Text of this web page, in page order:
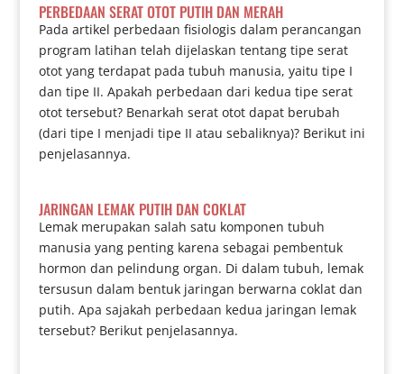
PERBEDAAN SERAT OTOT PUTIH DAN MERAH
Pada artikel perbedaan fisiologis dalam perancangan
program latihan telah dijelaskan tentang tipe serat
otot yang terdapat pada tubuh manusia, yaitu tipe I
dan tipe II. Apakah perbedaan dari kedua tipe serat
otot tersebut? Benarkah serat otot dapat berubah
(dari tipe I menjadi tipe II atau sebaliknya)? Berikut ini
penjelasannya.
JARINGAN LEMAK PUTIH DAN COKLAT
Lemak merupakan salah satu komponen tubuh
manusia yang penting karena sebagai pembentuk
hormon dan pelindung organ. Di dalam tubuh, lemak
tersusun dalam bentuk jaringan berwarna coklat dan
putih. Apa sajakah perbedaan kedua jaringan lemak
tersebut? Berikut penjelasannya.